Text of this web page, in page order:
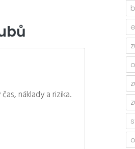
náklady a rizika.